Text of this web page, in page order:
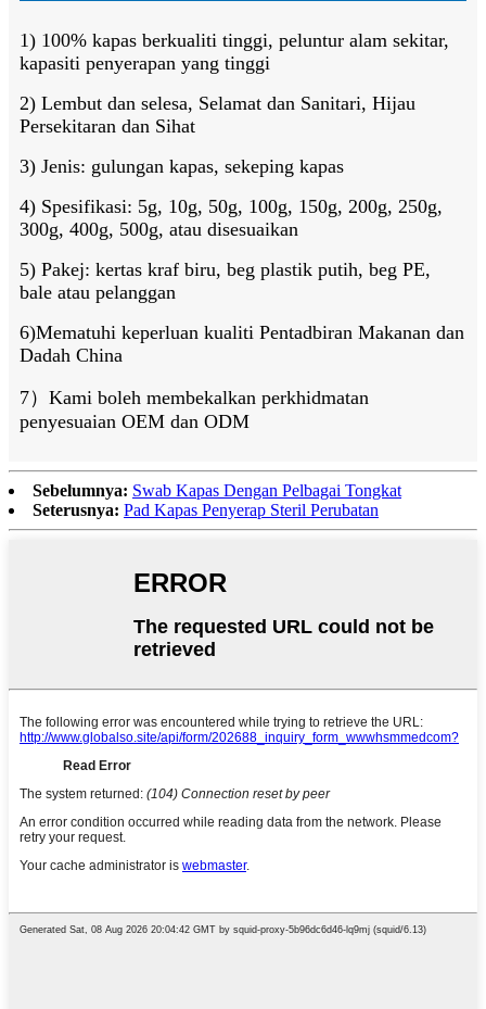
1) 100% kapas berkualiti tinggi, peluntur alam sekitar,
kapasiti penyerapan yang tinggi
2) Lembut dan selesa, Selamat dan Sanitari, Hijau
Persekitaran dan Sihat
3) Jenis: gulungan kapas, sekeping kapas
4) Spesifikasi: 5g, 10g, 50g, 100g, 150g, 200g, 250g,
300g, 400g, 500g, atau disesuaikan
5) Pakej: kertas kraf biru, beg plastik putih, beg PE,
bale atau pelanggan
6)Mematuhi keperluan kualiti Pentadbiran Makanan dan
Dadah China
7）Kami boleh membekalkan perkhidmatan
penyesuaian OEM dan ODM
Sebelumnya: Swab Kapas Dengan Pelbagai Tongkat
Seterusnya: Pad Kapas Penyerap Steril Perubatan